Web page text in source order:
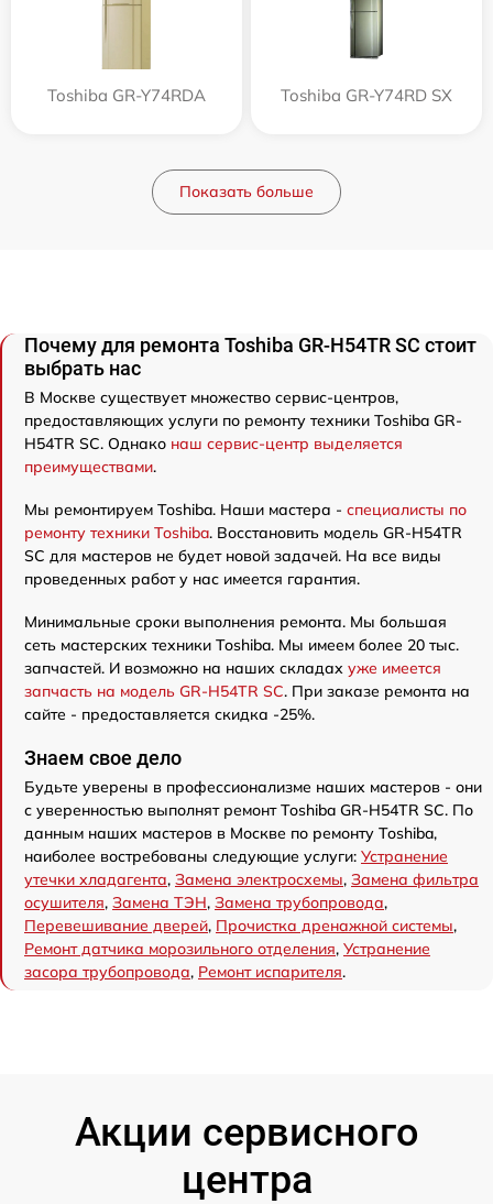
Toshiba GR-Y74RDA Toshiba GR-Y74RD SX
Показать больше
Почему для ремонта Toshiba GR-H54TR SC стоит
выбрать нас
В Москве существует множество сервис-центров,
предоставляющих услуги по ремонту техники Toshiba GR-
H54TR SC. Однако наш сервис-центр выделяется
преимуществами.
Мы ремонтируем Toshiba. Наши мастера - специалисты по
ремонту техники Toshiba. Восстановить модель GR-H54TR
SC для мастеров не будет новой задачей. На все виды
проведенных работ у нас имеется гарантия.
Минимальные сроки выполнения ремонта. Мы большая
сеть мастерских техники Toshiba. Мы имеем более 20 тыс.
запчастей. И возможно на наших складах уже имеется
запчасть на модель GR-H54TR SC. При заказе ремонта на
сайте - предоставляется скидка -25%.
Знаем свое дело
Будьте уверены в профессионализме наших мастеров - они
с уверенностью выполнят ремонт Toshiba GR-H54TR SC. По
данным наших мастеров в Москве по ремонту Toshiba,
наиболее востребованы следующие услуги: Устранение
утечки хладагента, Замена электросхемы, Замена фильтра
осушителя, Замена ТЭН, Замена трубопровода,
Перевешивание дверей, Прочистка дренажной системы,
Ремонт датчика морозильного отделения, Устранение
засора трубопровода, Ремонт испарителя.
Акции сервисного
центра